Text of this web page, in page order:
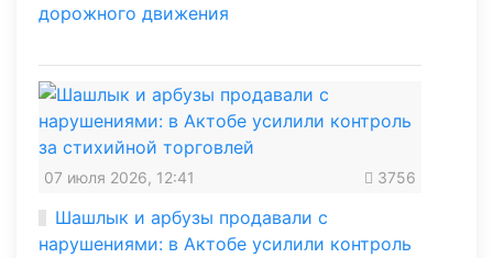
дорожного движения
07 июля 2026, 12:41 3756
Шашлык и арбузы продавали с
нарушениями: в Актобе усилили контроль